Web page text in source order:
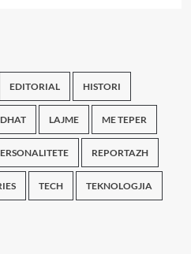
EDITORIAL HISTORI
LAJME ME TEPER
REPORTAZH
TECH TEKNOLOGJIA